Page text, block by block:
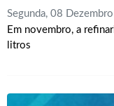
Segunda, 08
Em novembro, a
litros